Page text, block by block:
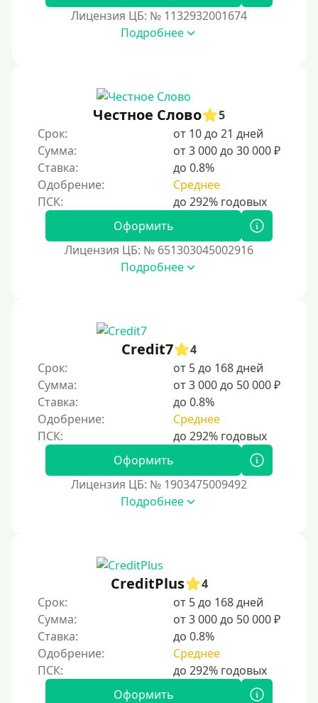
Лицензия ЦБ: № 1132932001674
Подробнее
Честное Слово
5
Срок:
от 10 до 21 дней
Сумма:
от 3 000 до 30 000 ₽
Ставка:
до 0.8%
Одобрение:
Среднее
Оформить
Лицензия ЦБ: № 651303045002916
Подробнее
Credit7
4
Срок:
от 5 до 168 дней
Сумма:
от 3 000 до 50 000 ₽
Ставка:
до 0.8%
Одобрение:
Среднее
Оформить
Лицензия ЦБ: № 1903475009492
Подробнее
CreditPlus
4
Срок:
от 5 до 168 дней
Сумма:
от 3 000 до 50 000 ₽
Ставка:
до 0.8%
Одобрение:
Среднее
Оформить